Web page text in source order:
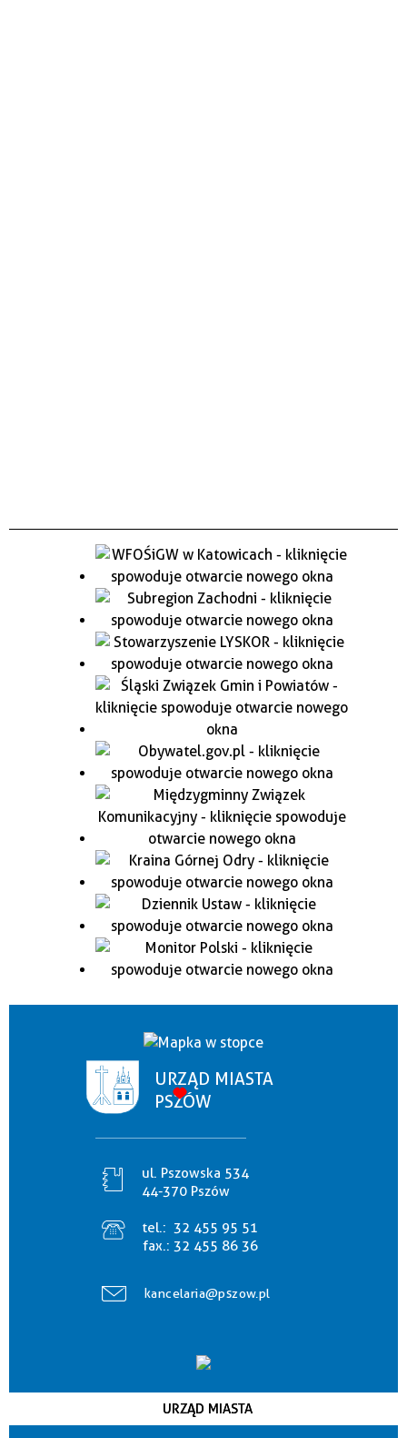
URZĄD MIASTA
PSZÓW
ul. Pszowska 534
44-370 Pszów
tel.: 32 455 95 51
fax.: 32 455 86 36
kancelaria@pszow.pl
URZĄD MIASTA